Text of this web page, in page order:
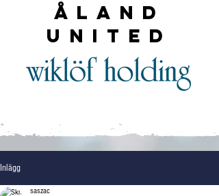
Åland
United
Inlägg
saszac